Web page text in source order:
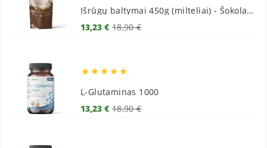
Išrūgų baltymai 450g (milteliai) - Šokoladiniai
13,23 € 18,90 €
    
L-Glutaminas 1000
13,23 € 18,90 €